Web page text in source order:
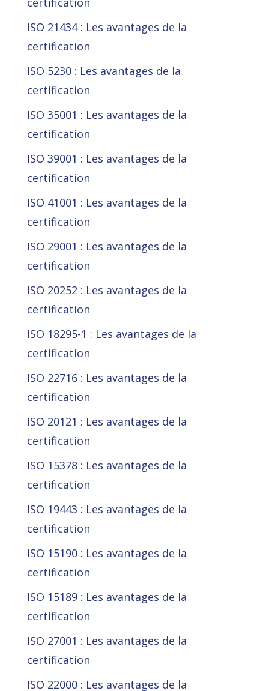
ISO 21434 : Les avantages de la
certification
ISO 5230 : Les avantages de la
certification
ISO 35001 : Les avantages de la
certification
ISO 39001 : Les avantages de la
certification
ISO 41001 : Les avantages de la
certification
ISO 29001 : Les avantages de la
certification
ISO 20252 : Les avantages de la
certification
ISO 18295-1 : Les avantages de la
certification
ISO 22716 : Les avantages de la
certification
ISO 20121 : Les avantages de la
certification
ISO 15378 : Les avantages de la
certification
ISO 19443 : Les avantages de la
certification
ISO 15190 : Les avantages de la
certification
ISO 15189 : Les avantages de la
certification
ISO 27001 : Les avantages de la
certification
ISO 22000 : Les avantages de la